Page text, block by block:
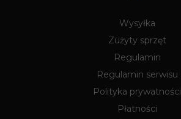
Wysyłka
Zużyty sprzęt
Regulamin
Regulamin serwisu
Polityka prywatności
Płatności